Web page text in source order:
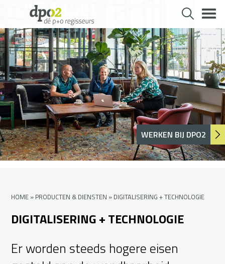
content
WERKEN BIJ DPO2
HOME » PRODUCTEN & DIENSTEN » DIGITALISERING + TECHNOLOGIE
DIGITALISERING + TECHNOLOGIE
Er worden steeds hogere eisen